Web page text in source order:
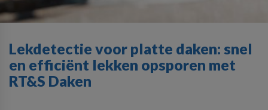
Lekdetectie voor platte daken: snel
en efficiënt lekken opsporen met
RT&S Daken